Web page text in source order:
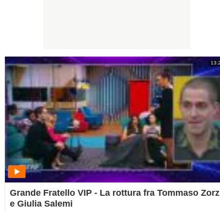
Grande Fratello VIP - La rottura fra Tommaso
e Giulia Salemi